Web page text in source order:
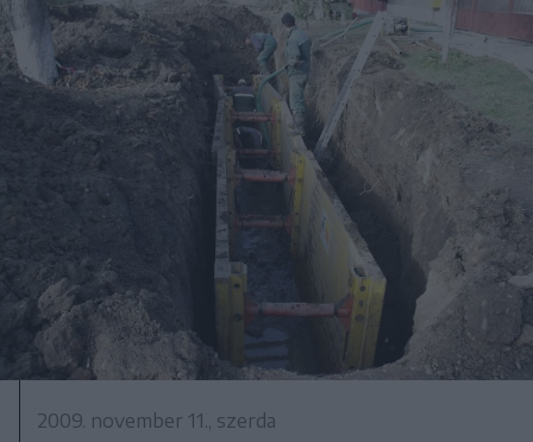
2009. november 11., szerda